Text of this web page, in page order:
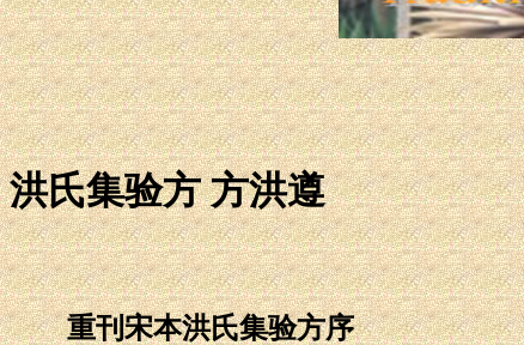
洪氏集验方 方洪遵
重刊宋本洪氏集验方序